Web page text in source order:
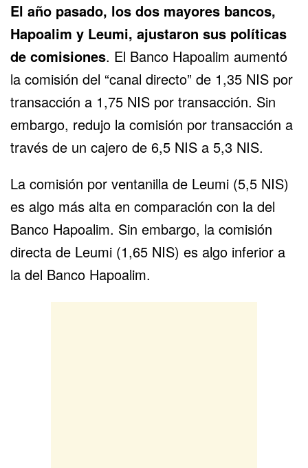
El año pasado, los dos mayores bancos,
Hapoalim y Leumi, ajustaron sus políticas
de comisiones. El Banco Hapoalim aumentó
la comisión del “canal directo” de 1,35 NIS por
transacción a 1,75 NIS por transacción. Sin
embargo, redujo la comisión por transacción a
través de un cajero de 6,5 NIS a 5,3 NIS.
La comisión por ventanilla de Leumi (5,5 NIS)
es algo más alta en comparación con la del
Banco Hapoalim. Sin embargo, la comisión
directa de Leumi (1,65 NIS) es algo inferior a
la del Banco Hapoalim.